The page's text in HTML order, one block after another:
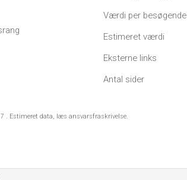
Værdi per besøgende
Estimeret værdi
Eksterne links
Antal sider
. Estimeret data, læs ansvarsfraskrivelse.